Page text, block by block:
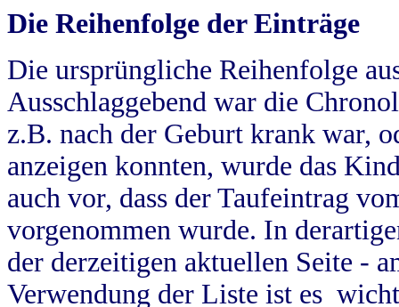
Die Reihenfolge der Einträge
Die ursprüngliche Reihenfolge
Ausschlaggebend war die
z.B. nach der Geburt krank war,
anzeigen konnten, wurde das
auch vor, dass der Taufeintrag
vorgenommen wurde. In
der derzeitigen aktuellen Seite -
Verwendung der Liste ist es